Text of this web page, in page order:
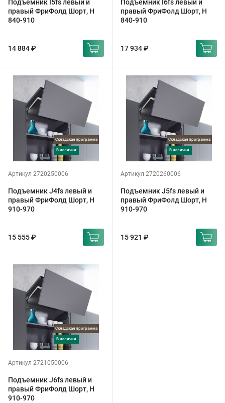
Подъемник I5fs левый и
правый ФриФолд Шорт, H
840-910
14 884 ₽
Подъемник I6fs левый и
правый ФриФолд Шорт, H
840-910
17 934 ₽
Складская программа
в наличии
Артикул 2720250006
Подъемник J4fs левый и
правый ФриФолд Шорт, H
910-970
15 555 ₽
Складская программа
в наличии
Артикул 2720260006
Подъемник J5fs левый и
правый ФриФолд Шорт, H
910-970
15 921 ₽
Складская программа
в наличии
Артикул 2721050006
Подъемник J6fs левый и
правый ФриФолд Шорт, H
910-970